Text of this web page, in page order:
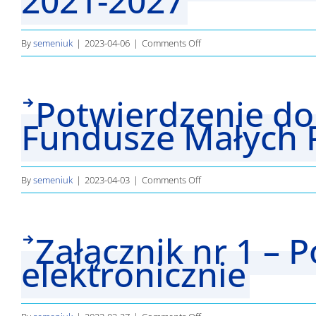
Karty
Bysemeniuk | 2023-04-06 | Comments Offon
Zasady
publicznej
Interreg
MVBBPL
2021-
Potwierdzenie
Fundusze
Bysemeniuk | 2023-04-03 | Comments Offon
Potwierdzenie
złożonego
elektronicznie
–
Fundusze
Załącznik nr 1 –
elektronicznie